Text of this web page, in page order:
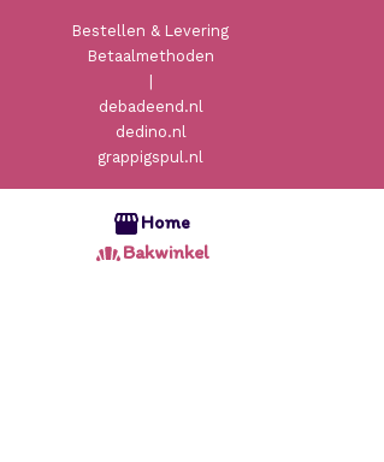
Bestellen & Levering
Betaalmethoden
debadeend.nl
dedino.nl
grappigspul.nl
Home
Bakwinkel